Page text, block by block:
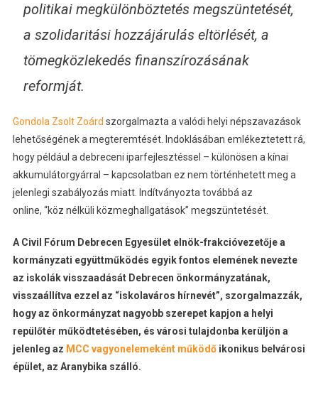
politikai megkülönböztetés megszüntetését,
a szolidaritási hozzájárulás eltörlését, a
tömegközlekedés finanszírozásának
reformját.
Gondola Zsolt Zoárd szorgalmazta a valódi helyi népszavazások
lehetőségének a megteremtését. Indoklásában emlékeztetett rá,
hogy például a debreceni iparfejlesztéssel – különösen a kínai
akkumulátorgyárral – kapcsolatban ez nem történhetett meg a
jelenlegi szabályozás miatt. Indítványozta továbbá az
online, “köz nélküli közmeghallgatások” megszüntetését.
A Civil Fórum Debrecen Egyesület elnök-frakcióvezetője a
kormányzati együttműködés egyik fontos elemének nevezte
az iskolák visszaadását Debrecen önkormányzatának,
visszaállítva ezzel az “iskolaváros hírnevét”, szorgalmazzák,
hogy az önkormányzat nagyobb szerepet kapjon a helyi
repülőtér működtetésében, és városi tulajdonba kerüljön a
jelenleg az MCC vagyonelemeként működőikonikus belvárosi
épület, az Aranybika szálló.